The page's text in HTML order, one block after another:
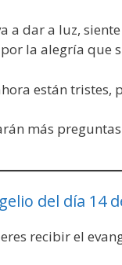
a dar a luz,
la alegría que
están tristes,
más
del día 14
recibir el